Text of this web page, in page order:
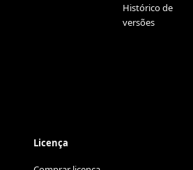
Histórico de
versões
Licença